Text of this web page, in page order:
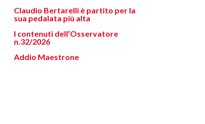
Claudio Bertarelli è partito per la
sua pedalata più alta
I contenuti dell’Osservatore
n.32/2026
Addio Maestrone